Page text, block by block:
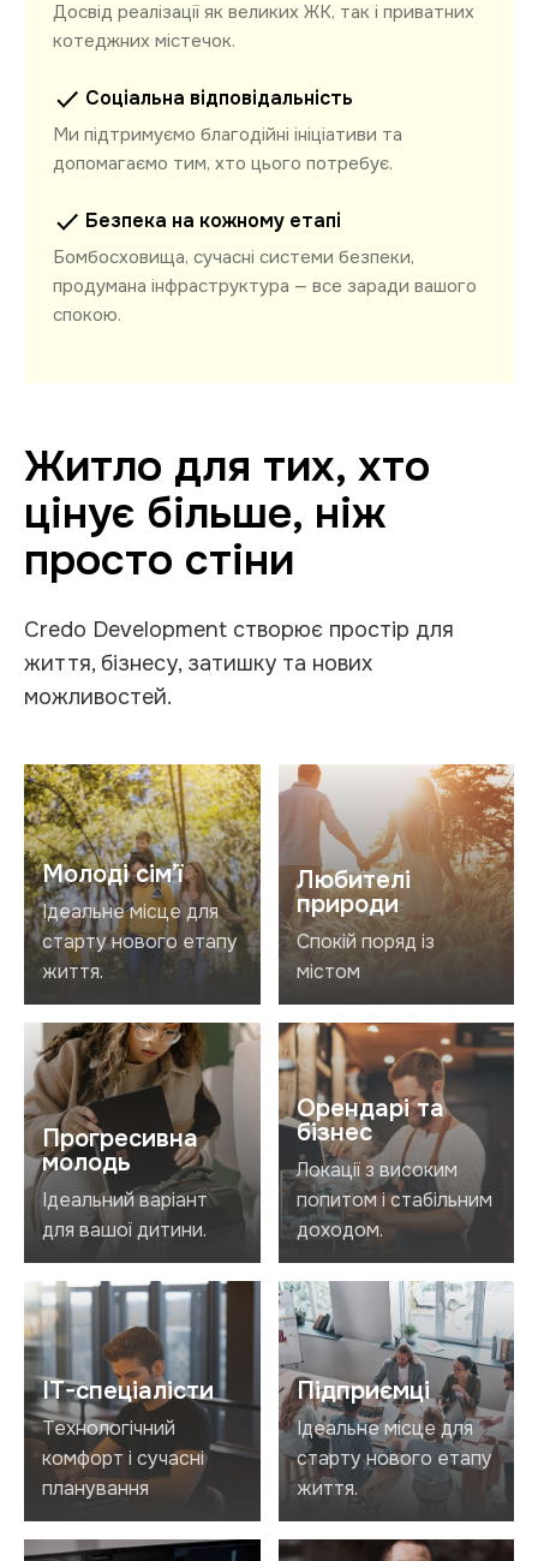
Досвід реалізації як великих ЖК, так і приватних
котеджних містечок.
Соціальна відповідальність
Ми підтримуємо благодійні ініціативи та
допомагаємо тим, хто цього потребує.
Безпека на кожному етапі
Бомбосховища, сучасні системи безпеки,
продумана інфраструктура — все заради вашого
спокою.
Житло для тих, хто
цінує більше, ніж
просто стіни
Credo Development створює простір для
життя, бізнесу, затишку та нових
можливостей.
Молоді сім’ї
Ідеальне місце для
старту нового етапу
життя.
Любителі
природи
Спокій поряд із
містом
Прогресивна
молодь
Ідеальний варіант
для вашої дитини.
Орендарі та
бізнес
Локації з високим
попитом і стабільним
доходом.
IT-спеціалісти
Технологічний
комфорт і сучасні
планування
Підприємці
Ідеальне місце для
старту нового етапу
життя.